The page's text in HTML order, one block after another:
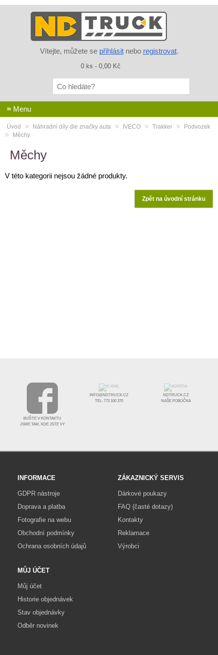
Vítejte, můžete se přihlásitnebo registrovat.
0 ks - 0,00 Kč
≡ Menu
Úvod » Náhradní díly dle značky auta » IVECO » Trakker » Podvozek
» Měchy
Měchy
V této kategorii nejsou žádné produkty.
Zpět na úvodní stránku
BUĎTE V KONTAKTU
JSME TAM, KDE JSTE VY
INFO@NDTRUCK.CZ
TEL: 773 100 370
NDTRUCK.CZ
NAŠE POBOČKA
INFORMACE
GDPR nástroje
Doprava a platba
Fotografie na webu
Obchodní podmínky
Ochrana osobních údajů
ZÁKAZNICKÝ SERVIS
Dárkové poukazy
FAQ (časté dotazy)
Kontakty
Reklamace
Výrobci
MŮJ ÚČET
Můj účet
Historie objednávek
Stav objednávky
Odběr novinek